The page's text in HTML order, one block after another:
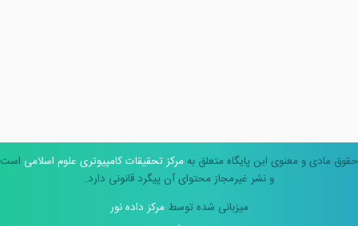
حقوق مادی و معنوی این پایگاه متعلق به مرکز تحقیقات کامپیوتری علوم اسلامی است
و نشر غیرمجاز محتوای آن پیگرد قانونی دارد.
میزبانی شده توسطمرکز داده نور